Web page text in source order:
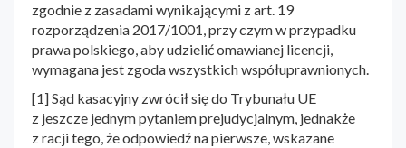
zgodnie z zasadami wynikającymi z art. 19
rozporządzenia 2017/1001, przy czym w przypadku
prawa polskiego, aby udzielić omawianej licencji,
wymagana jest zgoda wszystkich współuprawnionych.
[1] Sąd kasacyjny zwrócił się do Trybunału UE
z jeszcze jednym pytaniem prejudycjalnym, jednakże
z racji tego, że odpowiedź na pierwsze, wskazane